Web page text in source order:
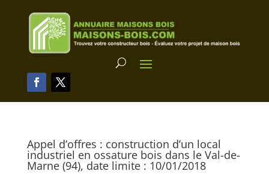
Appel d’offres : construction d’un local
industriel en ossature bois dans le Val-de-
Marne (94), date limite : 10/01/2018